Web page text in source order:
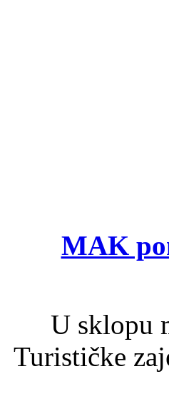
MAK
U sklopu
Turističke